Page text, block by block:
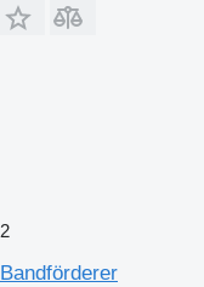
2
Bandförderer